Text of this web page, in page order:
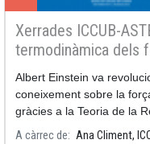
Xerrades ICCUB-
termodinàmica dels
D'Albert Einstein a
Albert Einstein va
coneixement sobre la
gràcies a la Teoria de la
A càrrec de
Ana Climent,